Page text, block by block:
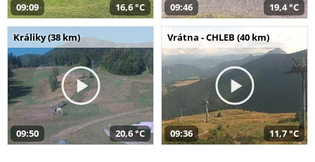
09:09 16,6 °C 09:46 19,4 °C
Králiky (38 km)
09:50 20,6 °C
Vrátna - CHLEB (40 km)
09:36 11,7 °C